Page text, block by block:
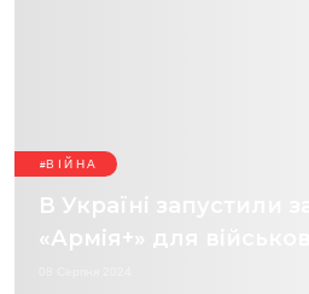
ВІЙНА
В Україні запустили
«Армія+» для